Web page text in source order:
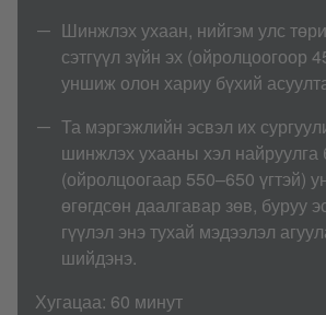
Шинжлэх ухаан, нийгэм улс
сэтгүүл зүйн эх (ойролцоогоор
уншиж олон хариу бүхий
Та мэргэжлийн эсвэл их
шинжлэх ухааны хэл найруулга
(ойролцоогаар 550–650 үгтэй)
өгөгдсөн даалгавар зөв, буруу
гүүлэл энэ тухай мэдээлэл
шийдэнэ.
Хугацаа: 60 минут